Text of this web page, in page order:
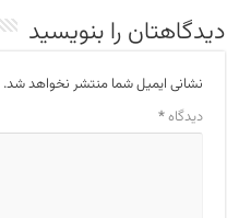
دیدگاهتان را بنویسید
نشانی ایمیل شما منتشر نخواهد شد.
دیدگاه*